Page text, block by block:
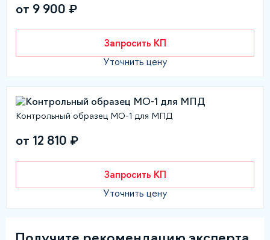
от 9 900 ₽
Запросить КП
Уточнить цену
Контрольный образец МО-1 для МПД
от 12 810 ₽
Запросить КП
Уточнить цену